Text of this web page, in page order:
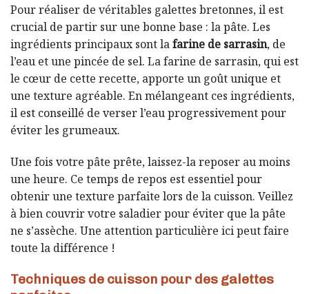
Pour réaliser de véritables galettes bretonnes, il est
crucial de partir sur une bonne base : la pâte. Les
ingrédients principaux sont lafarine de sarrasin, de
l’eau et une pincée de sel. La farine de sarrasin, qui est
le cœur de cette recette, apporte un goût unique et
une texture agréable. En mélangeant ces ingrédients,
il est conseillé de verser l’eau progressivement pour
éviter les grumeaux.
Une fois votre pâte prête, laissez-la reposer au moins
une heure. Ce temps de repos est essentiel pour
obtenir une texture parfaite lors de la cuisson. Veillez
à bien couvrir votre saladier pour éviter que la pâte
ne s’assèche. Une attention particulière ici peut faire
toute la différence !
Techniques de cuisson pour des galettes